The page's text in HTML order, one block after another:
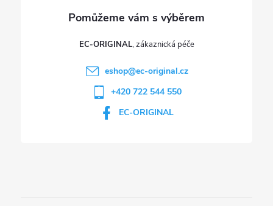
EC-ORIGINAL
eshop@ec-original.cz
+420 722 544 550
EC-ORIGINAL